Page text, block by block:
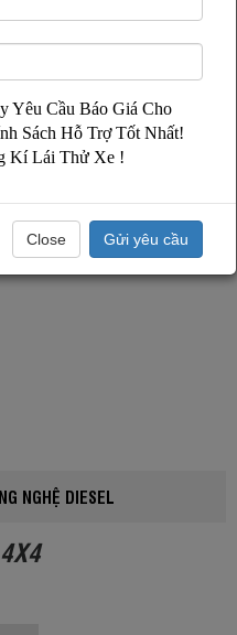
NGHỆ DIESEL
Yêu Cầu Báo Giá Cho
Sách Hỗ Trợ Tốt Nhất!
Kí Lái Thử Xe !
Close Gửi yêu cầu